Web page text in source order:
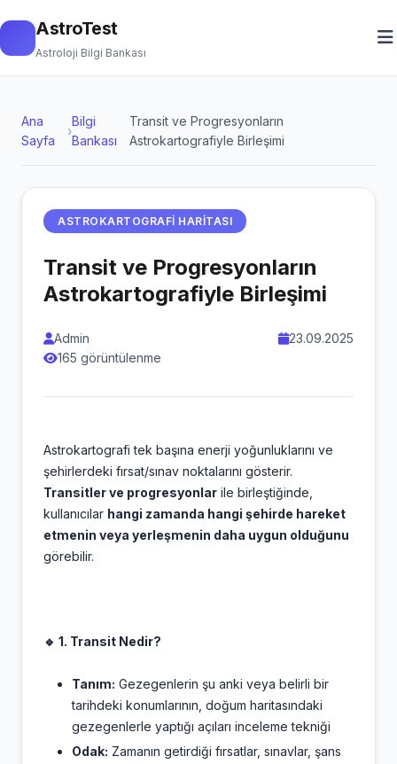
AstroTest
Astroloji Bilgi Bankası
Ana
Sayfa
›
Bilgi
Bankası
Transit ve Progresyonların
Astrokartografiyle Birleşimi
ASTROKARTOGRAFI HARITASI
Transit ve Progresyonların
Astrokartografiyle Birleşimi
Admin
23.09.2025
165 görüntülenme
Astrokartografi tek başına enerji yoğunluklarını ve
şehirlerdeki fırsat/sınav noktalarını gösterir.
Transitler ve progresyonlar ile birleştiğinde,
kullanıcılar hangi zamanda hangi şehirde hareket
etmenin veya yerleşmenin daha uygun olduğunu
görebilir.
🔹 1. Transit Nedir?
Tanım: Gezegenlerin şu anki veya belirli bir
tarihdeki konumlarının, doğum haritasındaki
gezegenlerle yaptığı açıları inceleme tekniği
Odak: Zamanın getirdiği fırsatlar, sınavlar, şans